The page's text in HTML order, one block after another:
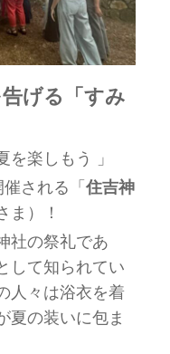
げる「すみ
楽しもう 」
される「住吉神
ま）！
社の祭礼であ
して知られてい
人々は浴衣を着
夏の装いに包ま